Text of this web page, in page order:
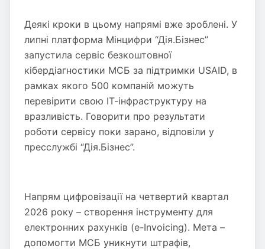
Деякі кроки в цьому напрямі вже зроблені. У
липні платформа Мінцифри “Дія.Бізнес”
запустила сервіс безкоштовної
кібердіагностики МСБ за підтримки USAID, в
рамках якого 500 компаній можуть
перевірити свою ІТ-інфраструктуру на
вразливість. Говорити про результати
роботи сервісу поки зарано, відповіли у
пресслужбі “Дія.Бізнес”.
Напрям цифровізації на четвертий квартал
2026 року – створення інструменту для
електронних рахунків (e-Invoicing). Мета –
допомогти МСБ уникнути штрафів,